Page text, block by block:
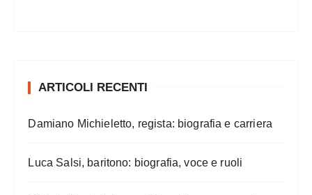
ARTICOLI RECENTI
Damiano Michieletto, regista: biografia e carriera
Luca Salsi, baritono: biografia, voce e ruoli